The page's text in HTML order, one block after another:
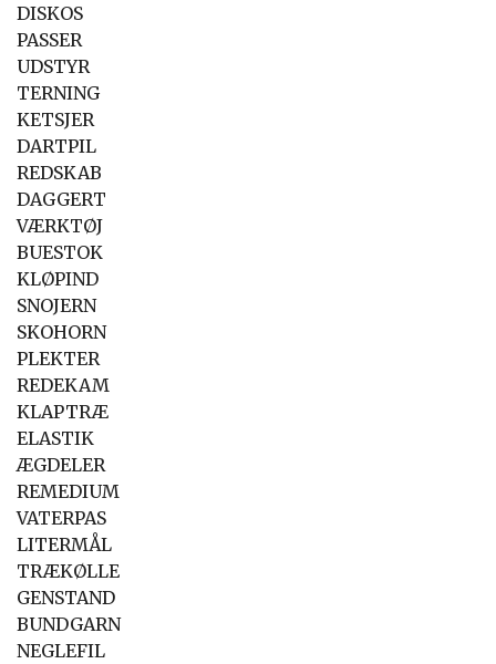
DISKOS
PASSER
UDSTYR
TERNING
KETSJER
DARTPIL
REDSKAB
DAGGERT
VÆRKTØJ
BUESTOK
KLØPIND
SNOJERN
SKOHORN
PLEKTER
REDEKAM
KLAPTRÆ
ELASTIK
ÆGDELER
REMEDIUM
VATERPAS
LITERMÅL
TRÆKØLLE
GENSTAND
BUNDGARN
NEGLEFIL